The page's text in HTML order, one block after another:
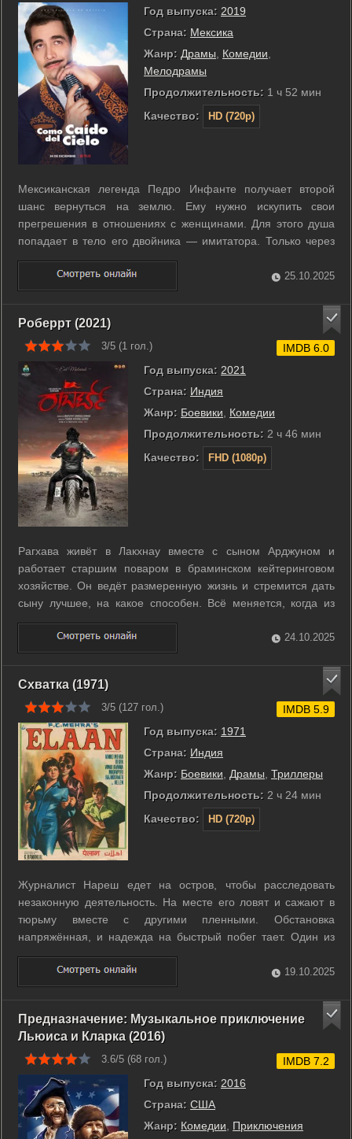
Год выпуска: 2019
Страна: Мексика
Жанр: Драмы, Комедии,
Мелодрамы
Продолжительность: 1 ч 52 мин
Качество:
HD (720p)
Мексиканская легенда Педро Инфанте получает второй
шанс вернуться на землю. Ему нужно искупить свои
прегрешения в отношениях с женщинами. Для этого душа
попадает в тело его двойника — имитатора. Только через
эту жизнь он может заслужить дорогу на небеса. ...
25.10.2025
Роберрт (2021)
3/5 (1 гол.)
Год выпуска: 2021
Страна: Индия
Жанр: Боевики
Комедии
Продолжительность: 2 ч 46 мин
Качество:
FHD (1080p)
IMDB 6.0
Рагхава живёт в Лакхнау вместе с сыном Арджуном и
работает старшим поваром в браминском кейтеринговом
хозяйстве. Он ведёт размеренную жизнь и стремится дать
сыну лучшее, на какое способен. Всё меняется, когда из
прошлого начинают выплывать скрытые тайны. Эти
неожиданно открывшиеся факты рушат привычный порядок
и ставят под угрозу их спокойствие. ...
24.10.2025
Схватка (1971)
3/5 (127 гол.)
Год выпуска: 1971
Страна: Индия
Жанр: Боевики, Драмы, Триллеры
Продолжительность: 2 ч 24 мин
Качество:
HD (720p)
IMDB 5.9
Журналист Нареш едет на остров, чтобы расследовать
незаконную деятельность. На месте его ловят и сажают в
тюрьму вместе с другими пленными. Обстановка
напряжённая, и надежда на быстрый побег тает. Один из
сосидельцев передаёт Нарешу кольцо, обладающее
магической силой. Этот предмет меняет расклад и
открывает новые возможности для героя. Дальнейшие ...
19.10.2025
Предназначение: Музыкальное приключение
Льюиса и Кларка (2016)
3.6/5 (68 гол.)
Год выпуска: 2016
Страна: США
Жанр: Комедии Приключения
IMDB 7.2